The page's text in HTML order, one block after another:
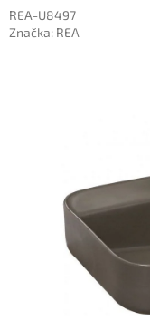
REA-U8497
Značka: REA